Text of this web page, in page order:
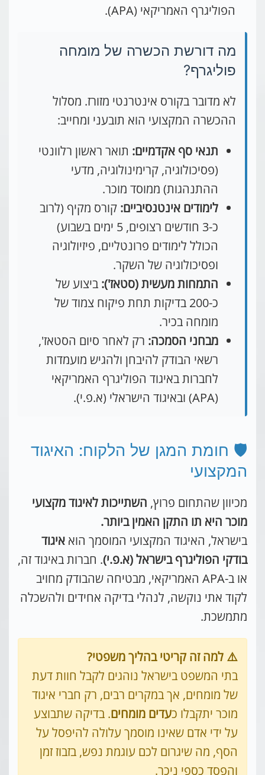
הפוליגרף האמריקאי (APA).
מה דורשת הכשרה של מומחה
פוליגרף?
לא מדובר בקורס אינטרנטי מזורז. מסלול
ההכשרה המקצועי הוא תובעני ומחייב:
תנאי סף אקדמיים: תואר ראשון רלוונטי
(פסיכולוגיה, קרימינולוגיה, מדעי
ההתנהגות) ממוסד מוכר.
לימודים אינטנסיביים: קורס מקיף (לרוב
כ-3 חודשים רצופים, 5 ימים בשבוע)
הכולל לימודים פרונטליים, פיזיולוגיה
ופסיכולוגיה של השקר.
התמחות מעשית (סטאז'): ביצוע של
כ-200 בדיקות תחת פיקוח צמוד של
מומחה בכיר.
מבחני הסמכה: רק לאחר סיום הסטאז',
רשאי הבודק להיבחן ולהגיש מועמדות
לחברות באיגוד הפוליגרף האמריקאי
(APA) ובאיגוד הישראלי (א.פ.י).
🛡️ חומת המגן של הלקוח: האיגוד
המקצועי
מכיוון שהתחום פרוץ, השתייכות לאיגוד מקצועי
מוכר היא תו התקן האמין ביותר.
בישראל, האיגוד המקצועי המוסמך הוא איגוד
בודקי הפוליגרף בישראל (א.פ.י). חברות באיגוד זה,
או ב-APA האמריקאי, מבטיחה שהבודק מחויב
לקוד אתי נוקשה, לנהלי בדיקה אחידים ולהשכלה
מתמשכת.
⚠️ למה זה קריטי בהליך משפטי?
בתי המשפט בישראל נוהגים לקבל חוות דעת
של מומחים, אך במקרים רבים, רק חברי איגוד
מוכר יתקבלו כעדים מומחים. בדיקה שתבוצע
על ידי אדם שאינו מוסמך עלולה להיפסל על
הסף, מה שיגרום לכם עוגמת נפש, בזבוז זמן
והפסד כספי ניכר.